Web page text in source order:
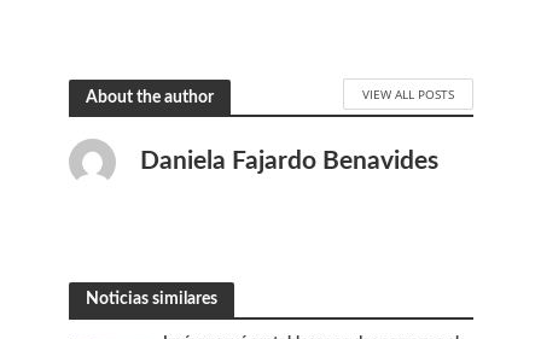
About the author VIEW ALL POSTS
Daniela Fajardo Benavides
Noticias similares